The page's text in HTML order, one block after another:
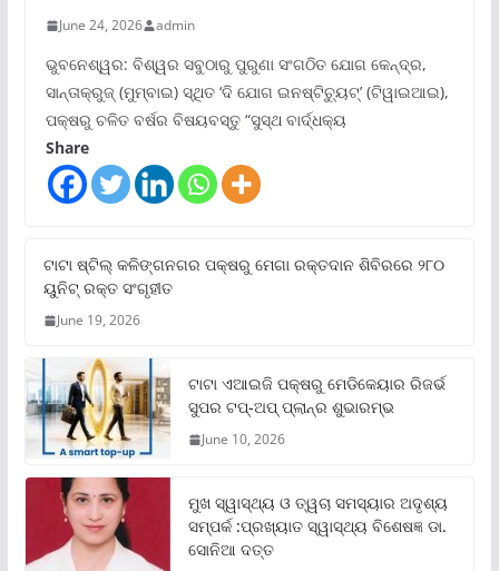
June 24, 2026 admin
ଭୁବନେଶ୍ୱର: ବିଶ୍ୱର ସବୁଠାରୁ ପୁରୁଣା ସଂଗଠିତ ଯୋଗ କେନ୍ଦ୍ର,
ସାନ୍ତାକ୍ରୁଜ୍ (ମୁମ୍ବାଇ) ସ୍ଥିତ ‘ଦି ଯୋଗ ଇନଷ୍ଟିଚ୍ୟୁଟ୍‌’ (ଟିୱାଇଆଇ),
ପକ୍ଷରୁ ଚଳିତ ବର୍ଷର ବିଷୟବସ୍ତୁ “ସୁସ୍ଥ ବାର୍ଦ୍ଧକ୍ୟ
Share
ଟାଟା ଷ୍ଟିଲ୍‌ କଳିଙ୍ଗନଗର ପକ୍ଷରୁ ମେଗା ରକ୍ତଦାନ ଶିବିରରେ ୨୮୦
ୟୁନିଟ୍‌ ରକ୍ତ ସଂଗୃହୀତ
June 19, 2026
ଟାଟା ଏଆଇଜି ପକ୍ଷରୁ ମେଡିକେୟାର ରିଜର୍ଭ
ସୁପର ଟପ୍‌-ଅପ୍ ପ୍ଲାନ୍‌ର ଶୁଭାରମ୍ଭ
June 10, 2026
ମୁଖ ସ୍ୱାସ୍ଥ୍ୟ ଓ ତ୍ୱଚା ସମସ୍ୟାର ଅଦୃଶ୍ୟ
ସମ୍ପର୍କ :ପ୍ରଖ୍ୟାତ ସ୍ୱାସ୍ଥ୍ୟ ବିଶେଷଜ୍ଞ ଡା.
ସୋନିଆ ଦତ୍ତ